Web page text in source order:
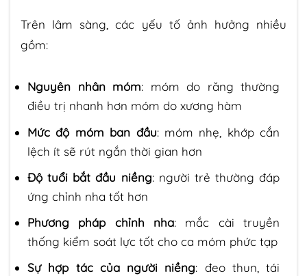
Trên lâm sàng, các yếu tố ảnh hưởng nhiều
gồm:
Nguyên nhân móm: móm do răng thường
điều trị nhanh hơn móm do xương hàm
Mức độ móm ban đầu: móm nhẹ, khớp cắn
lệch ít sẽ rút ngắn thời gian hơn
Độ tuổi bắt đầu niềng: người trẻ thường đáp
ứng chỉnh nha tốt hơn
Phương pháp chỉnh nha: mắc cài truyền
thống kiểm soát lực tốt cho ca móm phức tạp
Sự hợp tác của người niềng: đeo thun, tái